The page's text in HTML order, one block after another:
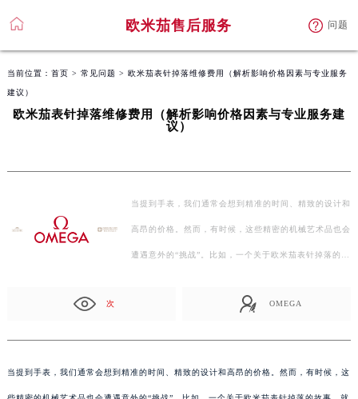
欧米茄售后服务 问题
当前位置： 首页 > 常见问题 > 欧米茄表针掉落维修费用（解析影响价格因素与专业服务
建议）
欧米茄表针掉落维修费用（解析影响价格因素与专业服务建
议）
当提到手表，我们通常会想到精准的时间、精致的设计和
高昂的价格。然而，有时候，这些精密的机械艺术品也会
遭遇意外的“挑战”。比如，一个关于欧米茄表针掉落的…
次 OMEGA
当提到手表，我们通常会想到精准的时间、精致的设计和高昂的价格。然而，有时候，这